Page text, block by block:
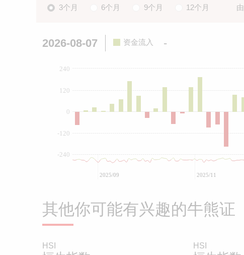
3个月 6个月 9个月 12个月 由
2026-08-07 资金流入 -
0
-240
-120
120
240
2025/09 2025/11
其他你可能有兴趣的牛熊证
HSI HSI